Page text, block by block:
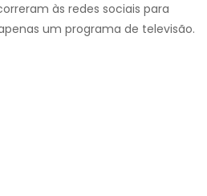
às redes sociais para
um programa de televisão.